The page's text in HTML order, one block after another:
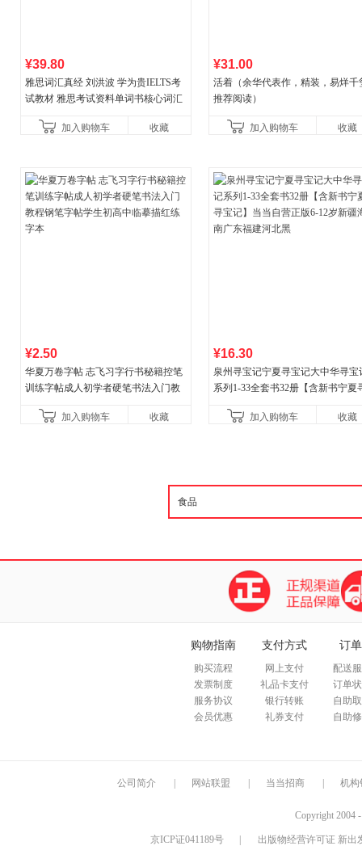
¥39.80
雅思词汇真经 刘洪波 学为贵IELTS考
试教材 雅思考试资料单词书核心词汇
加入购物车
收藏
¥31.00
活着（余华代表作，精装，易烊千
推荐阅读）
加入购物车 收藏
¥2.50
华夏万卷字帖 志飞习字行书秘籍控笔
训练字帖成人初学者硬笔书法入门教
加入购物车 收藏
¥16.30
泉州寻宝记宁夏寻宝记大中华寻宝
系列1-33全套书32册【含新书宁夏
广东福建河北黑
加入购物车 收藏
购物指南
购买流程
发票制度
服务协议
会员优惠
支付方式
网上支付
礼品卡支付
银行转账
礼券支付
订
配送
订单
自助
自助
公司简介 网站联盟 当当招商 机构
Copyright 2004
京ICP证041189号
出版物经营许可证 新出